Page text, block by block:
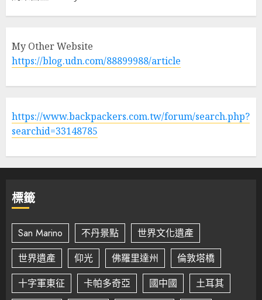
My Other Website
https://blog.udn.com/88899988/article
https://www.backpackers.com.tw/forum/search.php?
searchid=33148785
標籤
San Marino 不丹景點
世界文化遺產
世界遺產
仰光 佛羅里達州
倫敦塔橋
十字軍東征
卡帕多奇亞 國中國 土耳其